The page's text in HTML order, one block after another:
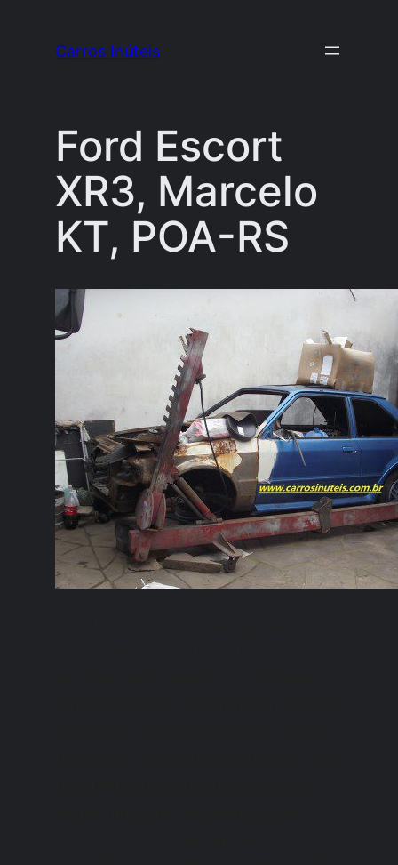
Carros Inúteis
Ford Escort
XR3, Marcelo
KT, POA-RS